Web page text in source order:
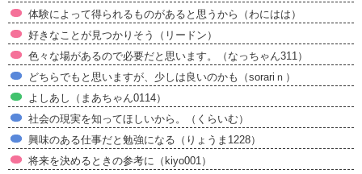
体験によって得られるものがあると思うから（わにはは）
好きなことが見つかりそう（リードン）
色々な場があるので必要だと思います。（なっちゃん311）
どちらでもと思いますが、少しは良いのかも（sorariｎ）
よしあし（まあちゃん0114）
社会の現実を知ってほしいから。（くらいむ）
興味のある仕事だと勉強になる（りょうま1228）
将来を決めるときの参考に（kiyo001）